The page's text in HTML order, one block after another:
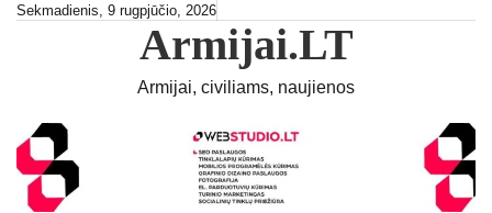
SkipSekmadienis, 9 rugpjūčio, 2026
Armijai.LT
Armijai, civiliams, naujienos